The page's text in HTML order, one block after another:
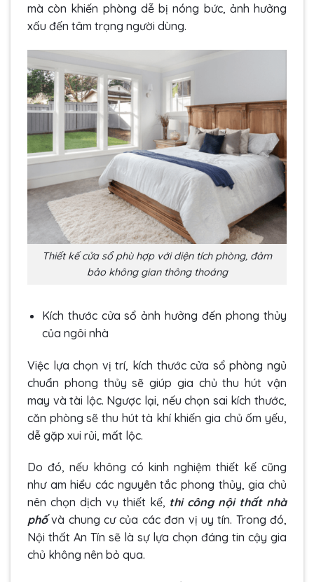
mà còn khiến phòng dễ bị nóng bức, ảnh hưởng
xấu đến tâm trạng người dùng.
Thiết kế cửa sổ phù hợp với diện tích phòng, đảm
bảo không gian thông thoáng
Kích thước cửa sổ ảnh hưởng đến phong thủy
của ngôi nhà
Việc lựa chọn vị trí, kích thước cửa sổ phòng ngủ
chuẩn phong thủy sẽ giúp gia chủ thu hút vận
may và tài lộc. Ngược lại, nếu chọn sai kích thước,
căn phòng sẽ thu hút tà khí khiến gia chủ ốm yếu,
dễ gặp xui rủi, mất lộc.
Do đó, nếu không có kinh nghiệm thiết kế cũng
như am hiểu các nguyên tắc phong thủy, gia chủ
nên chọn dịch vụ thiết kế, thi công nội thất nhà
phốvà chung cư của các đơn vị uy tín. Trong đó,
Nội thất An Tín sẽ là sự lựa chọn đáng tin cậy gia
chủ không nên bỏ qua.